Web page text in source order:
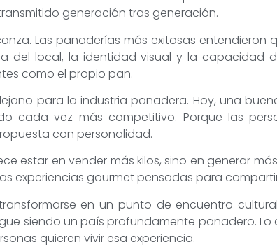
generación tras generación.
Las panaderías más exitosas
del local, la identidad visual y la capacidad
como el propio pan.
para la industria panadera. Hoy, una
cada vez más competitivo. Porque las
con personalidad.
estar en vender más kilos, sino en generar
experiencias gourmet pensadas para
en un punto de encuentro
siendo un país profundamente panadero.
quieren vivir esa experiencia.